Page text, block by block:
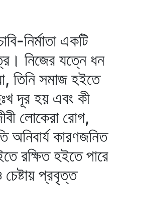
নির্মাতা একটি
নিজের যত্নে ধন
তিনি সমাজ হইতে
দূর হয় এবং কী
লোকেরা রোগ,
অনিবার্য কারণজনিত
রক্ষিত হইতে পারে
প্রবৃত্ত